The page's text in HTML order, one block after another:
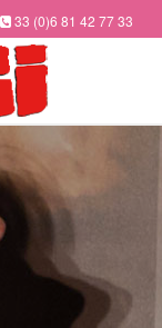
33 (0)6 81 42 77 33